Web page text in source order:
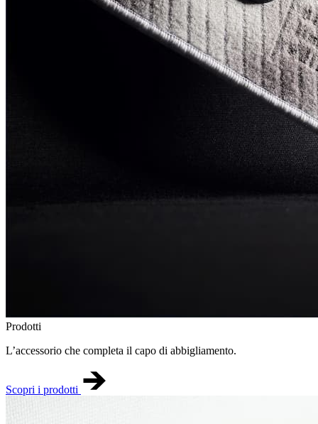
Prodotti
L’accessorio che completa il capo di abbigliamento.
Scopri i prodotti